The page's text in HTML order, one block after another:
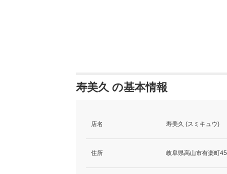
寿美久 の基本情報
店名 寿美久 (スミキュウ)
住所 岐阜県高山市有楽町45